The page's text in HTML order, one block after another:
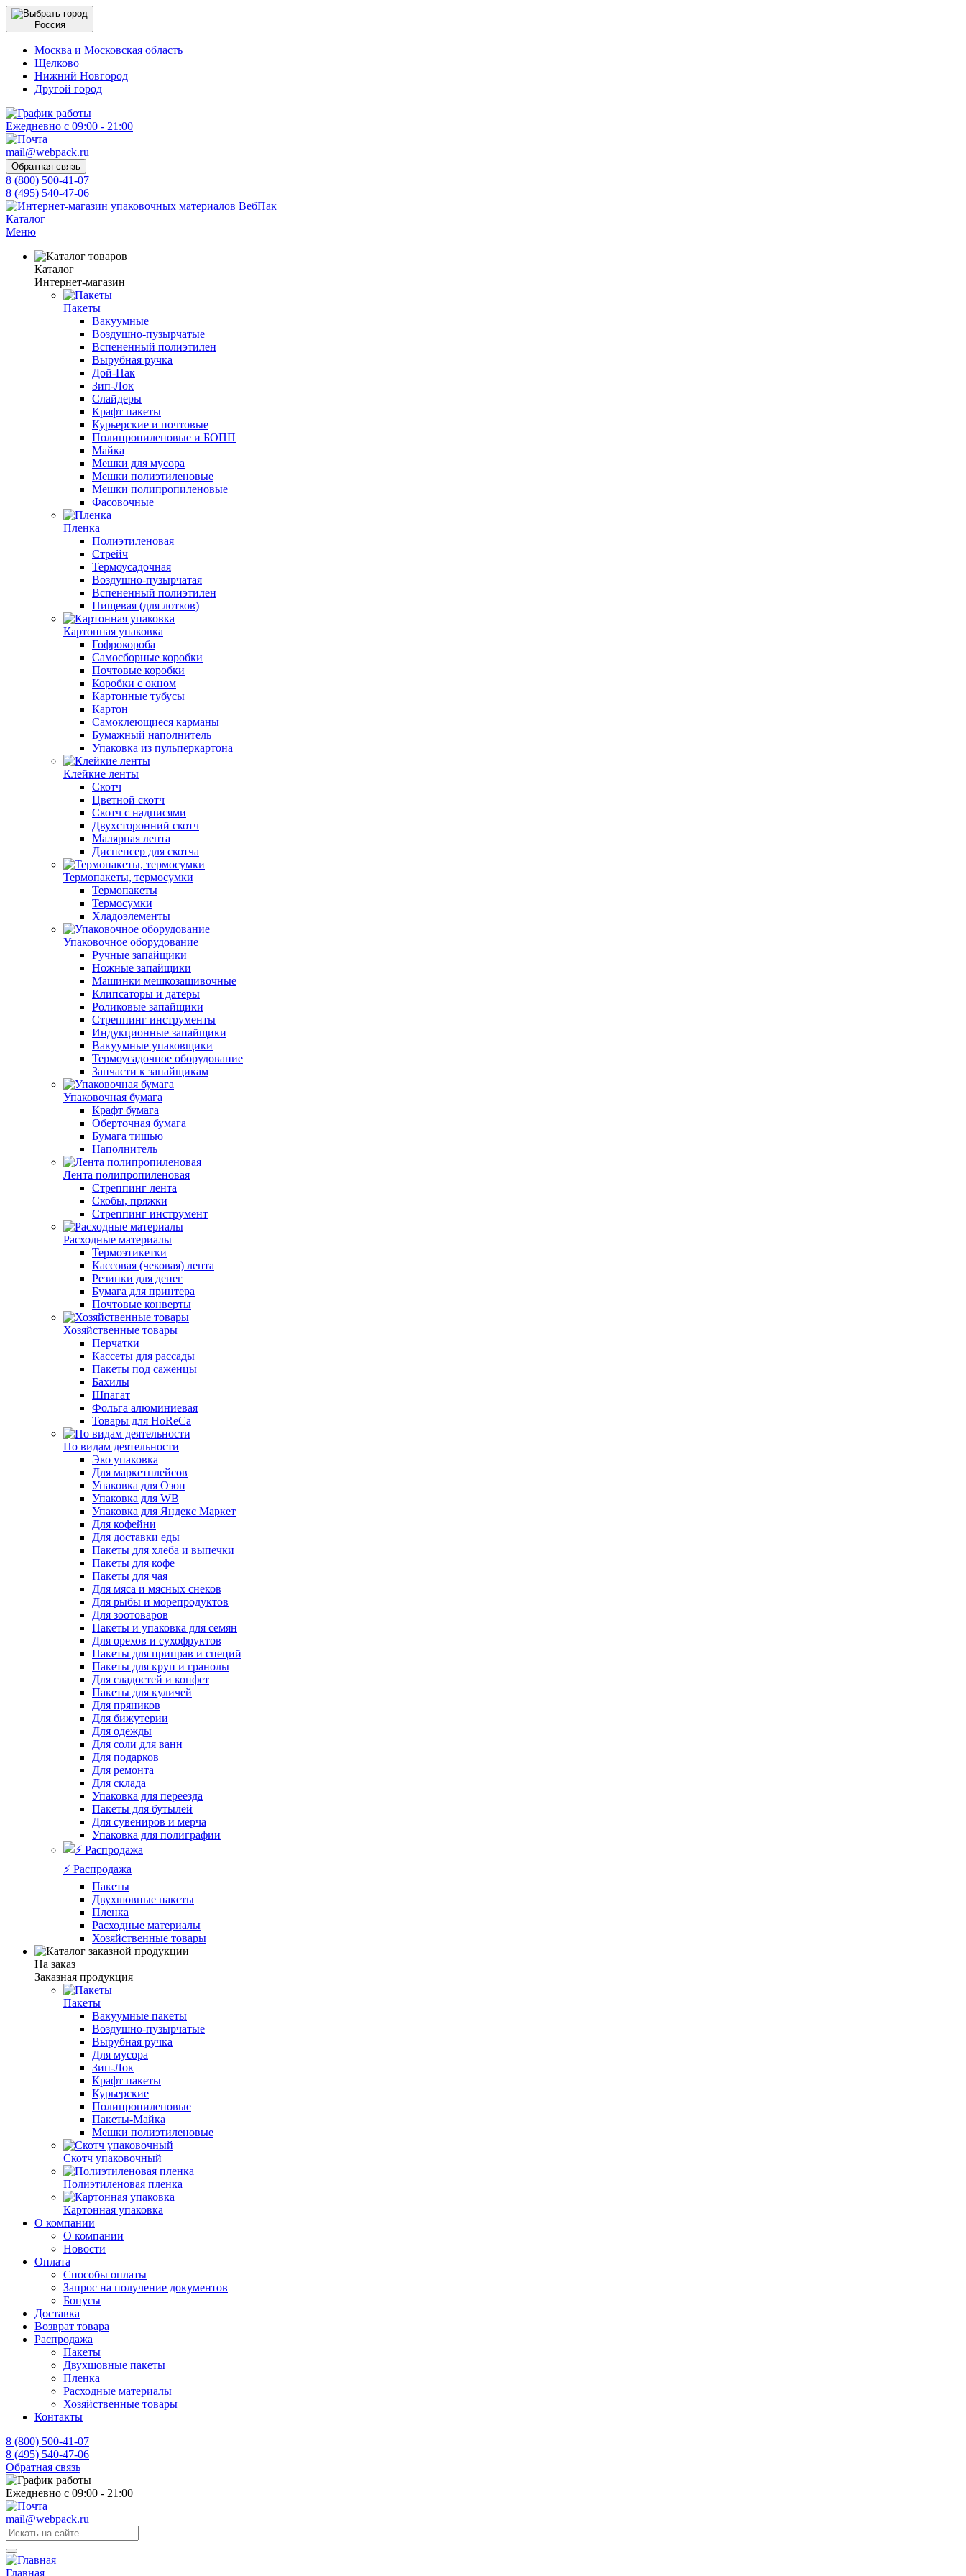
Россия
Москва и Московская область
Щелково
Нижний Новгород
Другой город
Ежедневно с 09:00 - 21:00
mail@webpack.ru
Обратная связь
8 (800) 500-41-07
8 (495) 540-47-06
Каталог
Меню
Каталог
Интернет-магазин
Пакеты
Вакуумные
Воздушно-пузырчатые
Вспененный полиэтилен
Вырубная ручка
Дой-Пак
Зип-Лок
Слайдеры
Крафт пакеты
Курьерские и почтовые
Полипропиленовые и БОПП
Майка
Мешки для мусора
Мешки полиэтиленовые
Мешки полипропиленовые
Фасовочные
Пленка
Полиэтиленовая
Стрейч
Термоусадочная
Воздушно-пузырчатая
Вспененный полиэтилен
Пищевая (для лотков)
Картонная упаковка
Гофрокороба
Самосборные коробки
Почтовые коробки
Коробки с окном
Картонные тубусы
Картон
Самоклеющиеся карманы
Бумажный наполнитель
Упаковка из пульперкартона
Клейкие ленты
Скотч
Цветной скотч
Скотч с надписями
Двухсторонний скотч
Малярная лента
Диспенсер для скотча
Термопакеты, термосумки
Термопакеты
Термосумки
Хладоэлементы
Упаковочное оборудование
Ручные запайщики
Ножные запайщики
Машинки мешкозашивочные
Клипсаторы и датеры
Роликовые запайщики
Стреппинг инструменты
Индукционные запайщики
Вакуумные упаковщики
Термоусадочное оборудование
Запчасти к запайщикам
Упаковочная бумага
Крафт бумага
Оберточная бумага
Бумага тишью
Наполнитель
Лента полипропиленовая
Стреппинг лента
Скобы, пряжки
Стреппинг инструмент
Расходные материалы
Термоэтикетки
Кассовая (чековая) лента
Резинки для денег
Бумага для принтера
Почтовые конверты
Хозяйственные товары
Перчатки
Кассеты для рассады
Пакеты под саженцы
Бахилы
Шпагат
Фольга алюминиевая
Товары для HoReCa
По видам деятельности
Эко упаковка
Для маркетплейсов
Упаковка для Озон
Упаковка для WB
Упаковка для Яндекс Маркет
Для кофейни
Для доставки еды
Пакеты для хлеба и выпечки
Пакеты для кофе
Пакеты для чая
Для мяса и мясных снеков
Для рыбы и морепродуктов
Для зоотоваров
Пакеты и упаковка для семян
Для орехов и сухофруктов
Пакеты для приправ и специй
Пакеты для круп и гранолы
Для сладостей и конфет
Пакеты для куличей
Для пряников
Для бижутерии
Для одежды
Для соли для ванн
Для подарков
Для ремонта
Для склада
Упаковка для переезда
Пакеты для бутылей
Для сувениров и мерча
Упаковка для полиграфии
⚡️ Распродажа
Пакеты
Двухшовные пакеты
Пленка
Расходные материалы
Хозяйственные товары
На заказ
Заказная продукция
Пакеты
Вакуумные пакеты
Воздушно-пузырчатые
Вырубная ручка
Для мусора
Зип-Лок
Крафт пакеты
Курьерские
Полипропиленовые
Пакеты-Майка
Мешки полиэтиленовые
Скотч упаковочный
Полиэтиленовая пленка
Картонная упаковка
О компании
О компании
Новости
Оплата
Способы оплаты
Запрос на получение документов
Бонусы
Доставка
Возврат товара
Распродажа
Пакеты
Двухшовные пакеты
Пленка
Расходные материалы
Хозяйственные товары
Контакты
8 (800) 500-41-07
8 (495) 540-47-06
Обратная связь
Ежедневно с 09:00 - 21:00
mail@webpack.ru
Главная